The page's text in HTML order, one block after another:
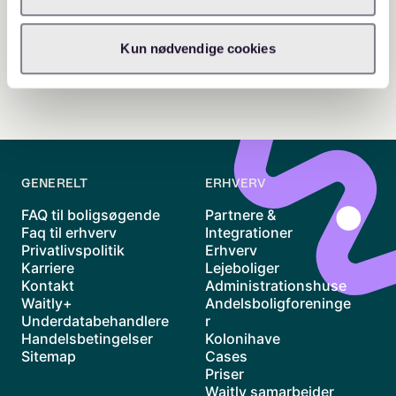
Kun nødvendige cookies
GENERELT
FAQ til boligsøgende
Faq til erhverv
Privatlivspolitik
Karriere
Kontakt
Waitly+
Underdatabehandlere
Handelsbetingelser
Sitemap
ERHVERV
Partnere &
Integrationer
Erhverv
Lejeboliger
Administrationshuse
Andelsboligforeninge
r
Kolonihave
Cases
Priser
Waitly samarbejder